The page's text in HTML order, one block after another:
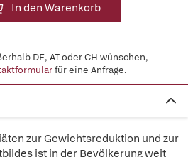
In den Warenkorb
DE, AT oder CH wünschen,
für eine Anfrage.
zur Gewichtsreduktion und zur
ist in der Bevölkerung weit